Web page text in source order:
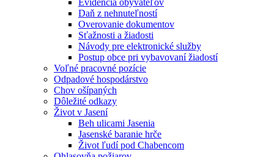
Evidencia obyvateľov
Daň z nehnuteľností
Overovanie dokumentov
Sťažnosti a žiadosti
Návody pre elektronické služby
Postup obce pri vybavovaní žiadostí
Voľné pracovné pozície
Odpadové hospodárstvo
Chov ošípaných
Dôležité odkazy
Život v Jasení
Beh ulicami Jasenia
Jasenské baranie hrče
Život ľudí pod Chabencom